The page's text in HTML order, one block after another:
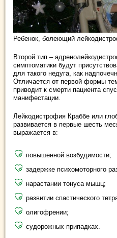
Ребенок, болеющий
Второй тип –
симптоматики будут
для такого недуга, как
Отличается от первой формы
приводит к смерти пациента
манифестации.
Лейкодистрофия Краббе или
развивается в первые шесть
выражается в:
повышенной возбудимости;
задержке психомоторного
нарастании тонуса мышц;
развитии спастического
олигофрении;
судорожных припадках.